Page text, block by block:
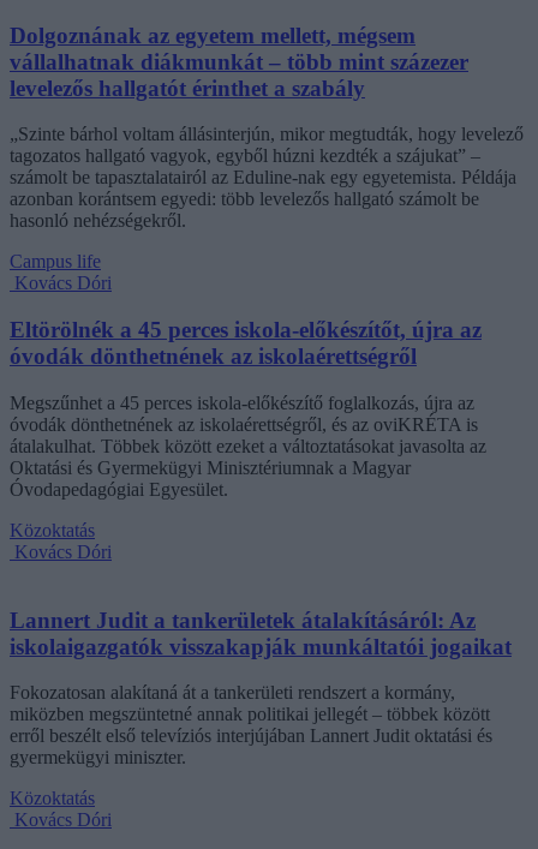
Dolgoznának az egyetem mellett, mégsem
vállalhatnak diákmunkát – több mint százezer
levelezős hallgatót érinthet a szabály
„Szinte bárhol voltam állásinterjún, mikor megtudták, hogy levelező
tagozatos hallgató vagyok, egyből húzni kezdték a szájukat” –
számolt be tapasztalatairól az Eduline-nak egy egyetemista. Példája
azonban korántsem egyedi: több levelezős hallgató számolt be
hasonló nehézségekről.
Campus life
Kovács Dóri
Eltörölnék a 45 perces iskola-előkészítőt, újra az
óvodák dönthetnének az iskolaérettségről
Megszűnhet a 45 perces iskola-előkészítő foglalkozás, újra az
óvodák dönthetnének az iskolaérettségről, és az oviKRÉTA is
átalakulhat. Többek között ezeket a változtatásokat javasolta az
Oktatási és Gyermekügyi Minisztériumnak a Magyar
Óvodapedagógiai Egyesület.
Közoktatás
Kovács Dóri
Lannert Judit a tankerületek átalakításáról: Az
iskolaigazgatók visszakapják munkáltatói jogaikat
Fokozatosan alakítaná át a tankerületi rendszert a kormány,
miközben megszüntetné annak politikai jellegét – többek között
erről beszélt első televíziós interjújában Lannert Judit oktatási és
gyermekügyi miniszter.
Közoktatás
Kovács Dóri